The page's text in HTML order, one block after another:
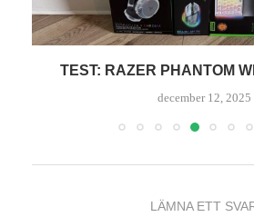
TEST: RAZER PHANTOM
december 12, 2025
LÄMNA ETT